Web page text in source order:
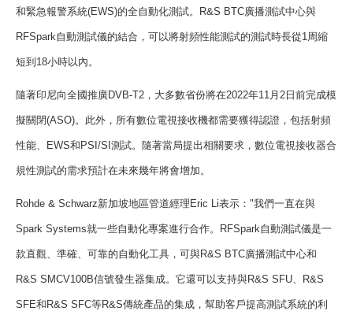
和緊急報警系統(EWS)的全自動化測試。 R&S BTC廣播測試中心與
RFSpark自動測試儀的結合，可以將射頻性能測試的測試時長從1 周縮
短到 18小時以內。
隨著印尼向全國推廣DVB-T2 ，大多數省份將在2022年11 月 2 日前完成模
擬關閉(ASO)。此外，所有數位電視接收機都需要獲得認證，包括射頻
性能、 EWS和 PSI/SI 測試。隨著當局提出相關要求，數位電視接收器合
規性測試的需求預計在未來幾年將會增加。
Rohde & Schwarz新加坡地區管道經理 Eric Li表示： "我們一直在與
Spark Systems就一些自動化專案進行合作。 RFSpark自動測試儀是一
款直觀、準確、可靠的自動化工具，可與R&S BTC廣播測試中心和
R&S SMCV100B信號發生器集成。它還可以支持與R&S SFU R&S
SFE和 R&S SFC等R&S傳統產品的集成，幫助客戶提高測試系統的利